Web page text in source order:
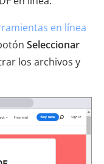
en línea
Seleccionar
los archivos y